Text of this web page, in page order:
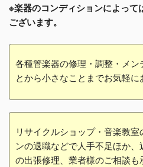
※楽器のコンディションによって
ございます。
各種管楽器の修理・調整・メ
とから小さなことまでお気軽に
リサイクルショップ・音楽教
ンの退職などで人手不足ほか
の出張修理、業者様のご相談